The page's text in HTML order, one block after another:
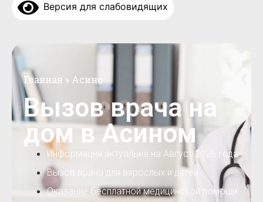
Версия для слабовидящих
Главная » Асино
Вызов врача на
дом в Асином
Информация актуальна на Август 2026 года
Вызов врача для взрослых и детей
Оказание бесплатной медицинской помощи